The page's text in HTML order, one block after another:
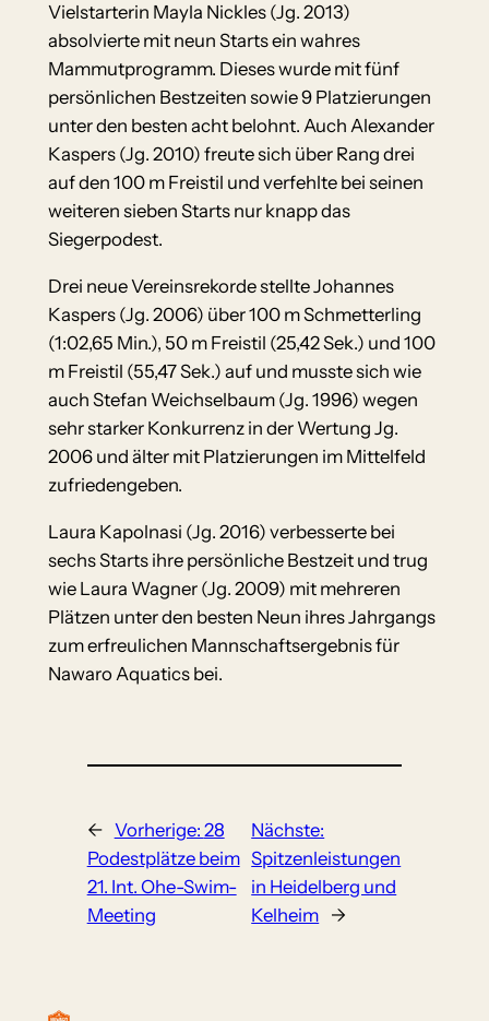
Vielstarterin Mayla Nickles (Jg. 2013)
absolvierte mit neun Starts ein wahres
Mammutprogramm. Dieses wurde mit fünf
persönlichen Bestzeiten sowie 9 Platzierungen
unter den besten acht belohnt. Auch Alexander
Kaspers (Jg. 2010) freute sich über Rang drei
auf den 100 m Freistil und verfehlte bei seinen
weiteren sieben Starts nur knapp das
Siegerpodest.
Drei neue Vereinsrekorde stellte Johannes
Kaspers (Jg. 2006) über 100 m Schmetterling
(1:02,65 Min.), 50 m Freistil (25,42 Sek.) und 100
m Freistil (55,47 Sek.) auf und musste sich wie
auch Stefan Weichselbaum (Jg. 1996) wegen
sehr starker Konkurrenz in der Wertung Jg.
2006 und älter mit Platzierungen im Mittelfeld
zufriedengeben.
Laura Kapolnasi (Jg. 2016) verbesserte bei
sechs Starts ihre persönliche Bestzeit und trug
wie Laura Wagner (Jg. 2009) mit mehreren
Plätzen unter den besten Neun ihres Jahrgangs
zum erfreulichen Mannschaftsergebnis für
Nawaro Aquatics bei.
← Vorherige: 28
Podestplätze beim
21. Int. Ohe-Swim-
Meeting
Nächste:
Spitzenleistungen
in Heidelberg und
Kelheim →